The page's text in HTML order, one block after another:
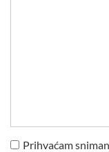
Prihvaćam